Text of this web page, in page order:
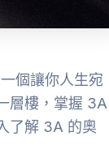
個讓你人生宛
層樓，掌握 3A
了解 3A 的奧